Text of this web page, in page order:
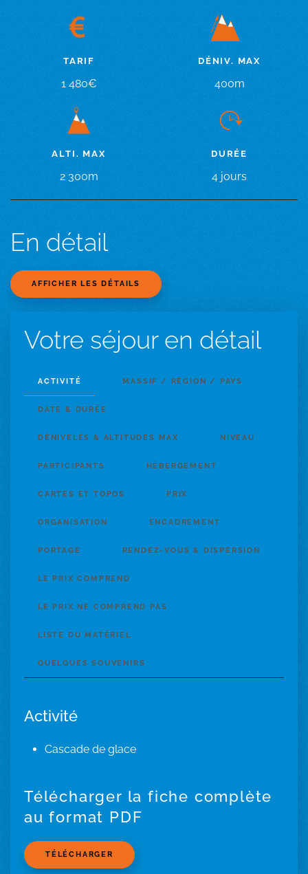
TARIF
1 480€
DÉNIV. MAX
400m
ALTI. MAX
2 300m
DURÉE
4 jours
En détail
AFFICHER LES DÉTAILS
Votre séjour en détail
ACTIVITÉ MASSIF / RÉGION / PAYS
DATE & DURÉE
DÉNIVELÉS & ALTITUDES MAX NIVEAU
PARTICIPANTS HÉBERGEMENT
CARTES ET TOPOS PRIX
ORGANISATION ENCADREMENT
PORTAGE RENDEZ-VOUS & DISPERSION
LE PRIX COMPREND
LE PRIX NE COMPREND PAS
LISTE DU MATÉRIEL
QUELQUES SOUVENIRS
Activité
Cascade de glace
Télécharger la fiche complète
au format PDF
TÉLÉCHARGER